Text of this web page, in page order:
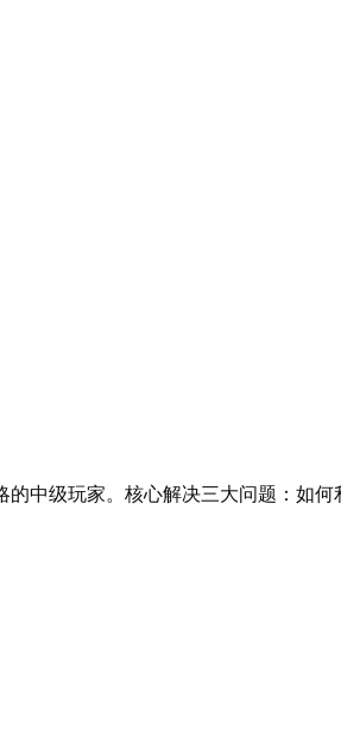
中级玩家。核心解决三大问题：如